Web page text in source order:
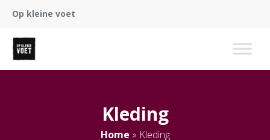
Op kleine voet
Kleding
Home » Kleding